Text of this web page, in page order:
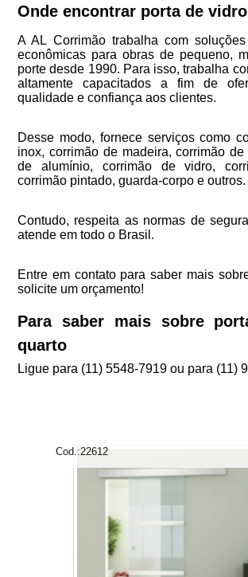
Onde encontrar porta de
A AL Corrimão trabalha com
econômicas para obras de pequeno,
porte desde 1990. Para isso, trabalha
altamente capacitados a fim de
qualidade e confiança aos clientes.
Desse modo, fornece serviços como
inox, corrimão de madeira, corrimão de
de alumínio, corrimão de vidro,
corrimão pintado, guarda-corpo e outros.
Contudo, respeita as normas de
atende em todo o Brasil.
Entre em contato para saber mais
solicite um orçamento!
Para saber mais sobre
quarto
Ligue para (11) 5548-7919ou para (11)
Cod.:22612